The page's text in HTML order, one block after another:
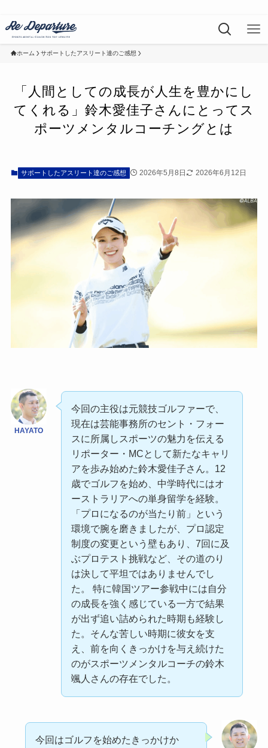
ホーム サポートしたアスリート達のご感想
「人間としての成長が人生を豊かにし
てくれる」鈴木愛佳子さんにとってス
ポーツメンタルコーチングとは
サポートしたアスリート達のご感想 2026年5月8日 2026年6月12日
HAYATO
今回の主役は元競技ゴルファーで、
現在は芸能事務所のセント・フォー
スに所属しスポーツの魅力を伝える
リポーター・MCとして新たなキャリ
アを歩み始めた鈴木愛佳子さん。12
歳でゴルフを始め、中学時代にはオ
ーストラリアへの単身留学を経験。
「プロになるのが当たり前」という
環境で腕を磨きましたが、プロ認定
制度の変更という壁もあり、7回に及
ぶプロテスト挑戦など、その道のり
は決して平坦ではありませんでし
た。 特に韓国ツアー参戦中には自分
の成長を強く感じている一方で結果
が出ず追い詰められた時期も経験し
た。そんな苦しい時期に彼女を支
え、前を向くきっかけを与え続けた
のがスポーツメンタルコーチの鈴木
颯人さんの存在でした。
今回はゴルフを始めたきっかけか